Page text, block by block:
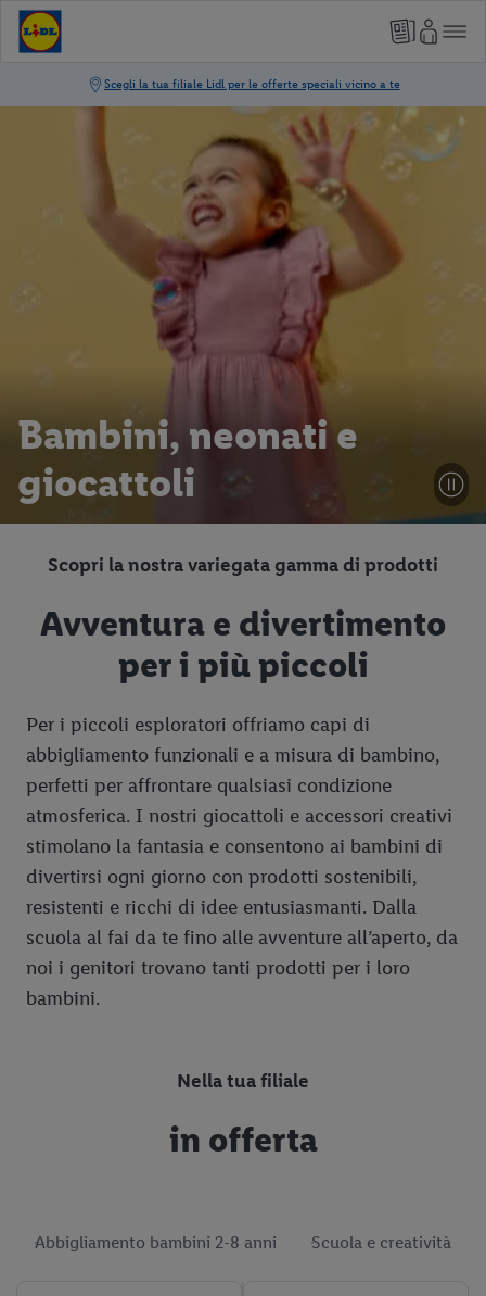
Bambini, neonati e
giocattoli
Scopri la nostra variegata gamma di prodotti
Avventura e divertimento
per i più piccoli
Per i piccoli esploratori offriamo capi di
abbigliamento funzionali e a misura di bambino,
perfetti per affrontare qualsiasi condizione
atmosferica. I nostri giocattoli e accessori creativi
stimolano la fantasia e consentono ai bambini di
divertirsi ogni giorno con prodotti sostenibili,
resistenti e ricchi di idee entusiasmanti. Dalla
scuola al fai da te fino alle avventure all’aperto, da
noi i genitori trovano tanti prodotti per i loro
bambini.
Nella tua filiale
in offerta
Abbigliamento bambini 2-8 anni Scuola e creatività